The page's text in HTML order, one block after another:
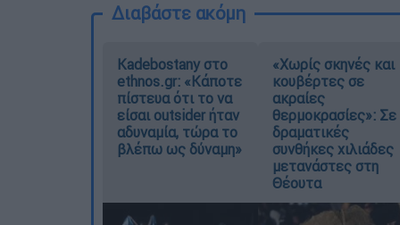
Διαβάστε ακόμη
Kadebostany στο
ethnos.gr: «Κάποτε
πίστευα ότι το να
είσαι outsider ήταν
αδυναμία, τώρα το
βλέπω ως δύναμη»
«Χωρίς σκηνές και
κουβέρτες σε
ακραίες
θερμοκρασίες»: Σε
δραματικές
συνθήκες χιλιάδες
μετανάστες στη
Θέουτα